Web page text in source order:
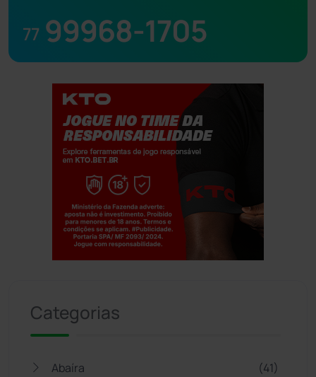
77 99968-1705
Categorias
Abaíra (41)